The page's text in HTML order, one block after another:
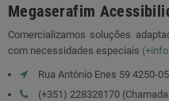
Megaserafim
Comercializamos soluções
com necessidades especiais
Rua António Enes 59 4250-
(+351) 228328170